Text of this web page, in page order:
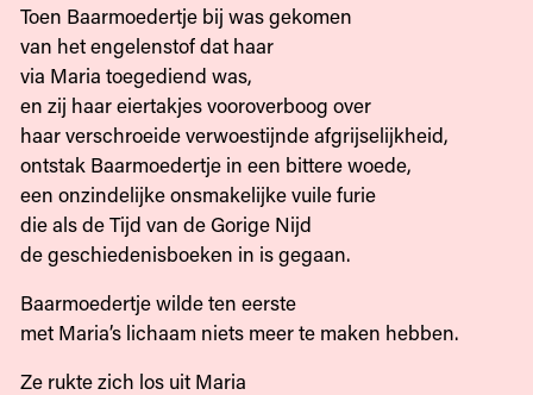
Toen Baarmoedertje bij was gekomen
van het engelenstof dat haar
via Maria toegediend was,
en zij haar eiertakjes vooroverboog over
haar verschroeide verwoestijnde afgrijselijkheid,
ontstak Baarmoedertje in een bittere woede,
een onzindelijke onsmakelijke vuile furie
die als de Tijd van de Gorige Nijd
de geschiedenisboeken in is gegaan.
Baarmoedertje wilde ten eerste
met Maria’s lichaam niets meer te maken hebben.
Ze rukte zich los uit Maria